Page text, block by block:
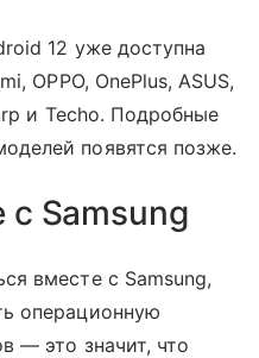
12 уже доступна
OPPO, OnePlus, ASUS,
и Techo. Подробные
появятся позже.
с Samsung
вместе с Samsung,
операционную
— это значит, что